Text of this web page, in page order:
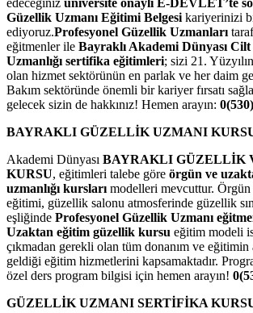
Güzellik Uzmanı Eğitimi Belgesi kariyerinizi
ediyoruz.Profesyonel Güzellik Uzmanları
eğitmenler ile Bayraklı Akademi Dünyası
Uzmanlığı sertifika eğitimleri; sizi 21.
olan hizmet sektörünün en parlak ve her daim
Bakım sektöründe önemli bir kariyer fırsatı
gelecek sizin de hakkınız! Hemen arayın:
BAYRAKLI GÜZELLİK UZMANI
Akademi Dünyası BAYRAKLI GÜZELLİK
KURSU, eğitimleri talebe göre örgün ve
uzmanlığı kursları modelleri mevcuttur.
eğitimi, güzellik salonu atmosferinde güzellik
eşliğinde Profesyonel Güzellik Uzmanı
Uzaktan eğitim güzellik kursu eğitim modeli
çıkmadan gerekli olan tüm donanım ve eğitimin
geldiği eğitim hizmetlerini kapsamaktadır.
özel ders program bilgisi için hemen arayın!
GÜZELLİK UZMANI SERTİFİKA